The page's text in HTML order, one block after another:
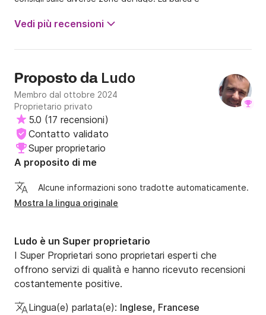
Vedi più recensioni
Proposto da Ludo
Membro dal ottobre 2024
Proprietario privato
5.0 (17 recensioni)
Contatto validato
Super proprietario
A proposito di me
Alcune informazioni sono tradotte automaticamente.
Mostra la lingua originale
Ludo è un Super proprietario
I Super Proprietari sono proprietari esperti che
offrono servizi di qualità e hanno ricevuto recensioni
costantemente positive.
Lingua(e) parlata(e): Inglese, Francese